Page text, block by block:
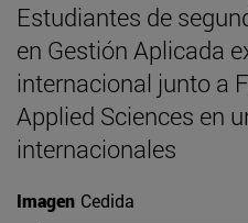
Estudiantes de
en Gestión Aplicada
internacional junto a
Applied Sciences en
internacionales
Imagen Cedida